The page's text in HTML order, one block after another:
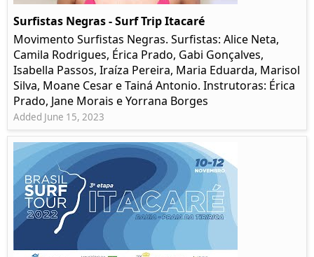
Surfistas Negras - Surf Trip Itacaré
Movimento Surfistas Negras. Surfistas: Alice Neta,
Camila Rodrigues, Érica Prado, Gabi Gonçalves,
Isabella Passos, Iraíza Pereira, Maria Eduarda, Marisol
Silva, Moane Cesar e Tainá Antonio. Instrutoras: Érica
Prado, Jane Morais e Yorrana Borges
Added June 15, 2023